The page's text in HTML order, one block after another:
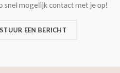
snel mogelijk contact met je op!
STUUR EEN BERICHT